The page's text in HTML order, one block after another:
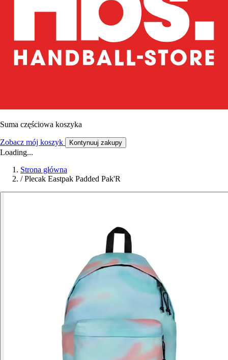
Suma częściowa koszyka
Zobacz mój koszyk Kontynuuj zakupy
Loading...
Strona główna
/ Plecak Eastpak Padded Pak'R